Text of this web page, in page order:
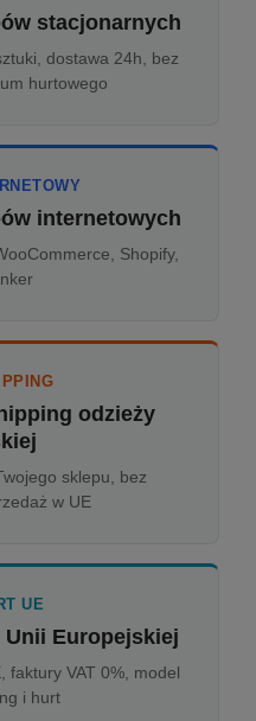
stacjonarnych
dostawa 24h, bez
hurtowego
internetowych
Shopify,
odzieży
sklepu, bez
w UE
UE
Unii Europejskiej
faktury VAT 0%, model
i hurt